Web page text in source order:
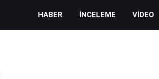
HABER İNCELEME VIDEO